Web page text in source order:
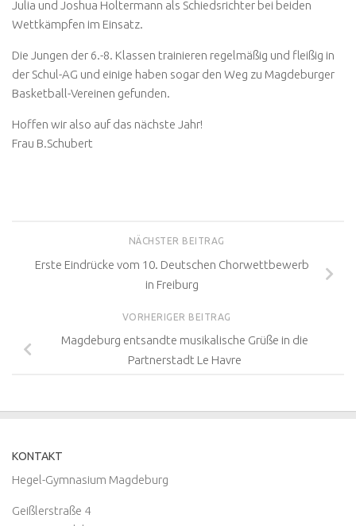
Julia und Joshua Holtermann als Schiedsrichter bei beiden
Wettkämpfen im Einsatz.
Die Jungen der 6.-8. Klassen trainieren regelmäßig und fleißig in
der Schul-AG und einige haben sogar den Weg zu Magdeburger
Basketball-Vereinen gefunden.
Hoffen wir also auf das nächste Jahr!
Frau B.Schubert
NÄCHSTER BEITRAG
Erste Eindrücke vom 10. Deutschen Chorwettbewerb
in Freiburg
VORHERIGER BEITRAG
Magdeburg entsandte musikalische Grüße in die
Partnerstadt Le Havre
KONTAKT
Hegel-Gymnasium Magdeburg
Geißlerstraße 4